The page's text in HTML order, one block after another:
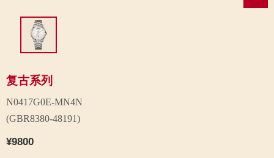
复古系列
N0417G0E-MN4N
(GBR8380-48191)
¥9800